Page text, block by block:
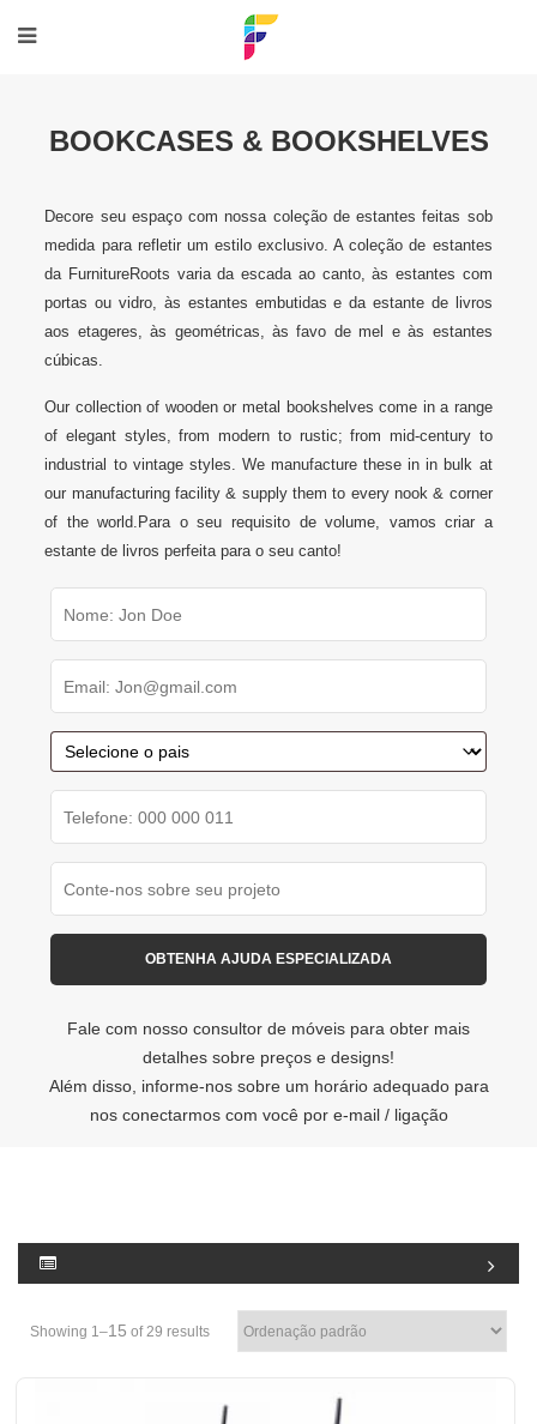
BOOKCASES & BOOKSHELVES
Decore seu espaço com nossa coleção de estantes feitas sob
medida para refletir um estilo exclusivo. A coleção de estantes
da FurnitureRoots varia da escada ao canto, às estantes com
portas ou vidro, às estantes embutidas e da estante de livros
aos etageres, às geométricas, às favo de mel e às estantes
cúbicas.
Our collection of wooden or metal bookshelves come in a range
of elegant styles, from modern to rustic; from mid-century to
industrial to vintage styles. We manufacture these in in bulk at
our manufacturing facility & supply them to every nook & corner
of the world. Para o seu requisito de volume, vamos criar a
estante de livros perfeita para o seu canto!
Fale com nosso consultor de móveis para obter mais
detalhes sobre preços e designs!
Além disso, informe-nos sobre um horário adequado para
nos conectarmos com você por e-mail / ligação
Showing 1–15 of 29 results